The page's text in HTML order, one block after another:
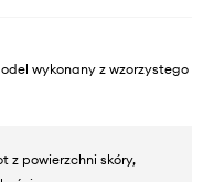
wykonany z wzorzystego
z powierzchni skóry,